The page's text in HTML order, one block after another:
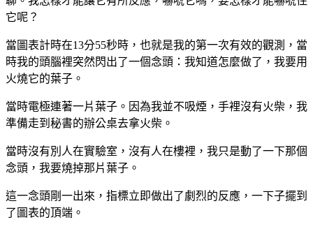
它呢？
當圖表計時在13分55秒時，也就是我的第一次有效的觀測，當
時我的頭腦裡突然閃出了一個念頭：我知道怎麼做了，我要用
火燒它的葉子。
當時電極連著一片葉子。因為我並不吸煙，手裡沒有火柴，我
準備走到秘書的辦公桌去拿火柴。
當時沒有別人在實驗室，沒有人在樓裡，我只是動了一下那個
念頭，我要燒掉那片葉子。
這一念頭剛一出來，指標立即做出了劇烈的反應，一下子擺到
了圖表的頂端。